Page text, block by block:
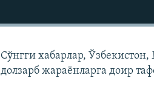
Сўнгги хабарлар,
долзарб жараëнларга доир